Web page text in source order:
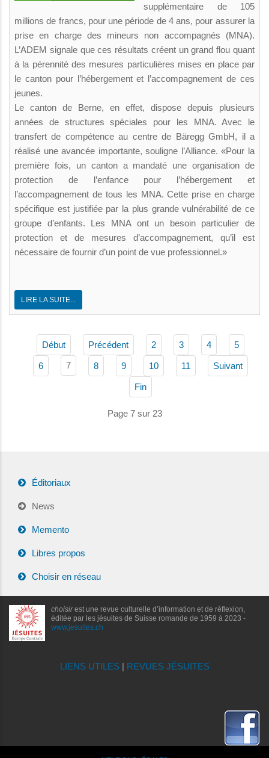
supplémentaire de 105
millions de francs, pour une période de 4 ans, pour assurer la
prise en charge des mineurs non accompagnés (MNA).
L’ADEM signale que ces résultats créent un grand flou quant
à la pérennité des mesures particulières mises en place par
le canton pour l’hébergement et l’accompagnement de ces
jeunes.
Le canton de Berne, en effet, dispose depuis plusieurs
années de structures spéciales pour les MNA. Avec le
transfert de compétence au centre de Bäregg GmbH, il a
réalisé une avancée importante, souligne l’Alliance. «Pour la
première fois, un canton a mandaté une organisation de
protection de l’enfance pour l’hébergement et
l’accompagnement de tous les MNA. Cette prise en charge
spécifique est justifiée par la plus grande vulnérabilité de ce
groupe d’enfants. Les MNA ont un besoin particulier de
protection et de mesures d’accompagnement, qu’il est
nécessaire de fournir d’un point de vue professionnel.»
LIRE LA SUITE...
Début Précédent 2 3 4 5
6 7 8 9 10 11 Suivant
Fin
Page 7 sur 23
Éditoriaux
News
Memento
Libres propos
Choisir en réseau
choisirest une revue culturelle d’information et de réflexion,
éditée par les jésuites de Suisse romande de 1959 à 2023 -
www.jesuites.ch
LIENS UTILES| REVUES JÉSUITES